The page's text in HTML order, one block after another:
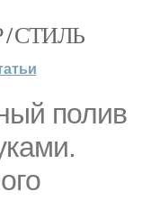
СТИЛЬ
полив